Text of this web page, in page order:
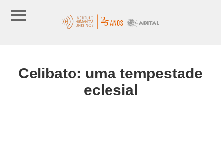
Celibato: uma tempestade
eclesial